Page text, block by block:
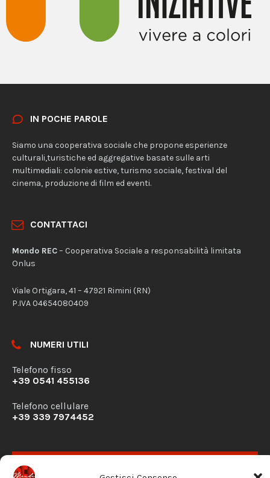
IN POCHE PAROLE
Siamo una cooperativa sociale che propone esperienze
culturali,turistiche ed aggregative basate sulle arti
multimediali: colonie estive, turismo sociale, festival del
cinema, produzione di film ed eventi.
CONTATTACI
Mondo REC– Cooperativa Sociale a responsabilità limitata
Onlus
Viale Ortigara, 41 – 47921 Rimini (RN)
P.IVA 04654080409
NUMERI UTILI
Telefono fisso
+39 0541 455136
Telefono cellulare
+39 339 7974452
RICHIESTA DISPONIBILITÀ